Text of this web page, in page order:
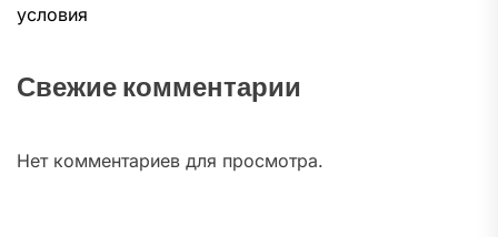
условия
Свежие комментарии
Нет комментариев для просмотра.